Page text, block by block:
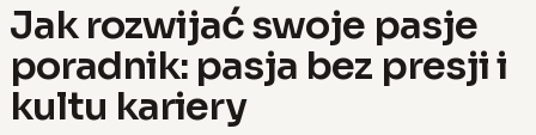
Jak rozwijać swoje pasje
poradnik: pasja bez presji i
kultu kariery